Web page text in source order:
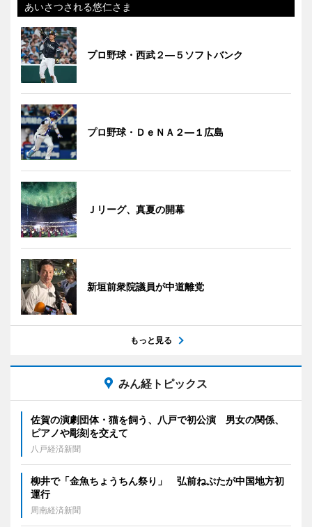
あいさつされる悠仁さま
プロ野球・西武２―５ソフトバンク
プロ野球・ＤｅＮＡ２―１広島
Ｊリーグ、真夏の開幕
新垣前衆院議員が中道離党
もっと見る
みん経トピックス
佐賀の演劇団体・猫を飼う、八戸で初公演 男女の関係、
ピアノや彫刻を交えて
八戸経済新聞
柳井で「金魚ちょうちん祭り」 弘前ねぷたが中国地方初
運行
周南経済新聞